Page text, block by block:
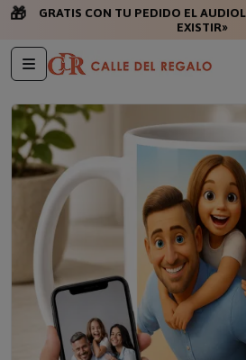
🎁
GRATIS CON TU PEDIDO EL
EXISTIR»